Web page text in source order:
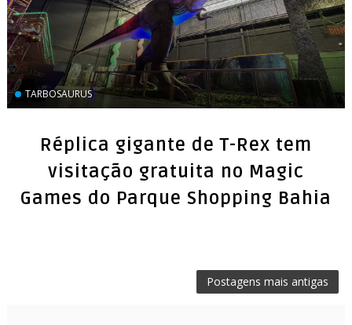
TARBOSAURUS
Réplica gigante de T-Rex tem
visitação gratuita no Magic
Games do Parque Shopping Bahia
Postagens mais antigas